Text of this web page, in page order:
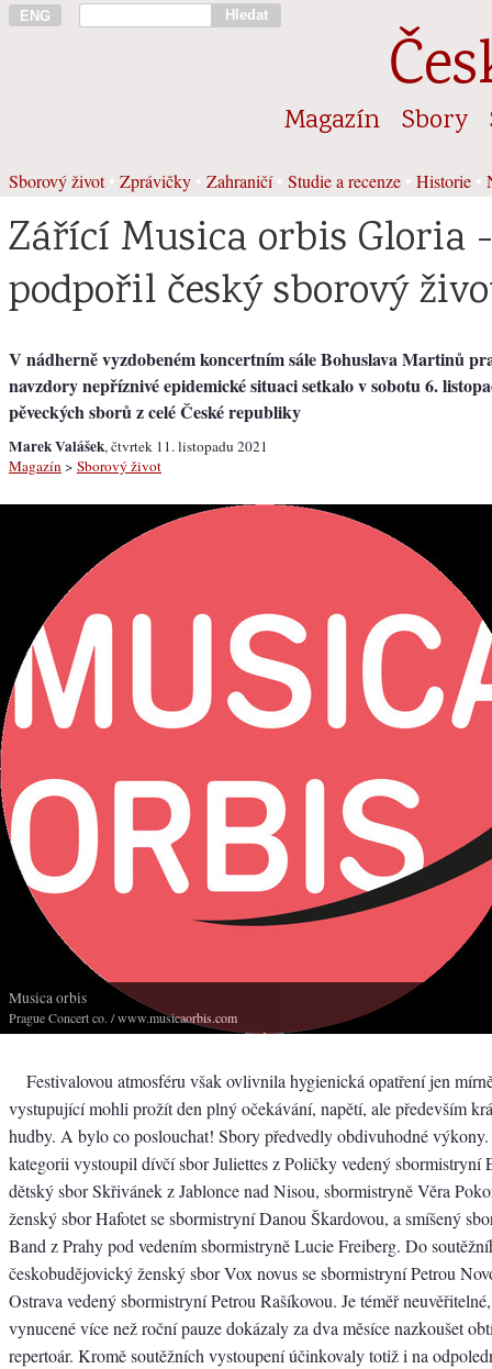
ENG Hledat
Magazín Sbory
Sborový život• Zprávičky Zahraničí• Studie a recenze Historie
Zářící Musica orbis Gloria
podpořil český sborový
V nádherně vyzdobeném koncertním sále Bohuslava Martinů
navzdory nepříznivé epidemické situaci setkalo v sobotu 6.
pěveckých sborů z celé České republiky
Marek Valášek, čtvrtek 11. listopadu 2021
Magazín > Sborový život
Musica orbis
Prague Concert co. / www.musicaorbis.com
Festivalovou atmosféru však ovlivnila hygienická opatření jen
vystupující mohli prožít den plný očekávání, napětí, ale především
hudby. A bylo co poslouchat! Sbory předvedly obdivuhodné
kategorii vystoupil dívčí sbor Juliettes z Poličky vedený sbormistryní
dětský sbor Skřivánek z Jablonce nad Nisou, sbormistryně Věra
ženský sbor Hafotet se sbormistryní Danou Škardovou, a smíšený
Band z Prahy pod vedením sbormistryně Lucie Freiberg. Do
českobudějovický ženský sbor Vox novus se sbormistryní Petrou
Ostrava vedený sbormistryní Petrou Rašíkovou. Je téměř
vynucené více než roční pauze dokázaly za dva měsíce nazkoušet
repertoár. Kromě soutěžních vystoupení účinkovaly totiž i na